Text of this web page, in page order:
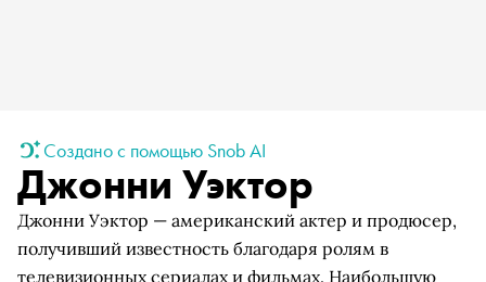
Создано с помощью Snob AI
Джонни Уэктор
Джонни Уэктор — американский актер и продюсер,
получивший известность благодаря ролям в
телевизионных сериалах и фильмах. Наибольшую